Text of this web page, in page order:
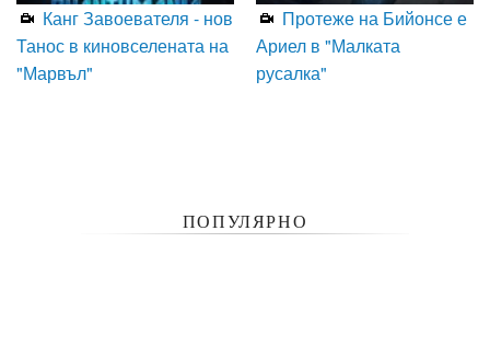
Канг Завоевателя - нов
Танос в киновселената на
"Марвъл"
Протеже на Бийонсе е
Ариел в "Малката
русалка"
ПОПУЛЯРНО